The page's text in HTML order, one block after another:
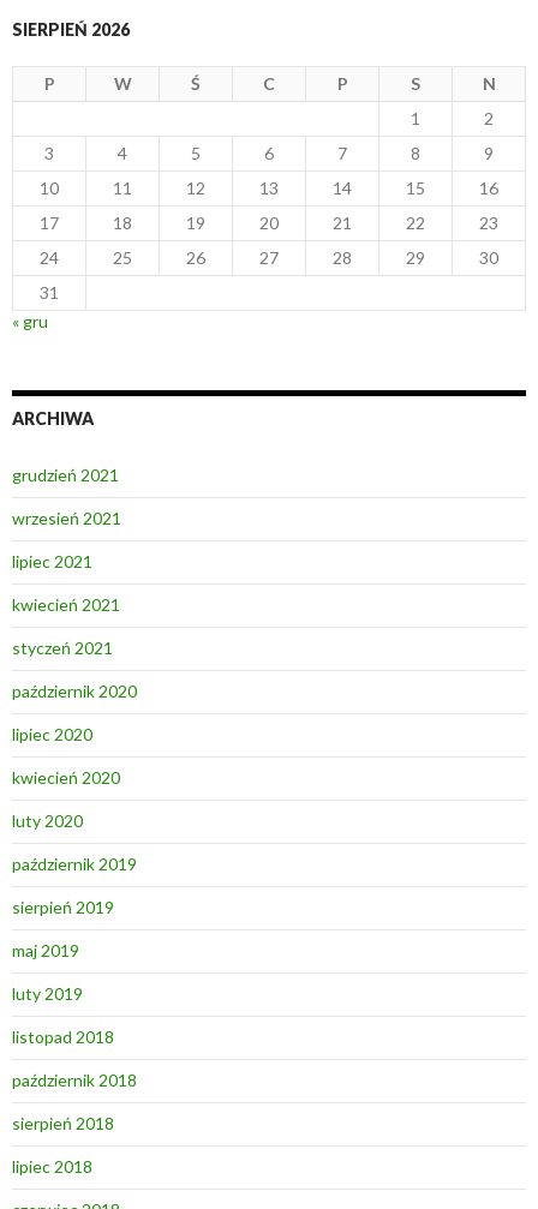
SIERPIEŃ 2026
P W Ś C P S
N
1
2
3
4 5 6 7 8
9
10
11 12 13 14 15
16
17
18 19 20 21 22
23
24
25 26 27 28 29
30
31
« gru
ARCHIWA
grudzień 2021
wrzesień 2021
lipiec 2021
kwiecień 2021
styczeń 2021
październik 2020
lipiec 2020
kwiecień 2020
luty 2020
październik 2019
sierpień 2019
maj 2019
luty 2019
listopad 2018
październik 2018
sierpień 2018
lipiec 2018